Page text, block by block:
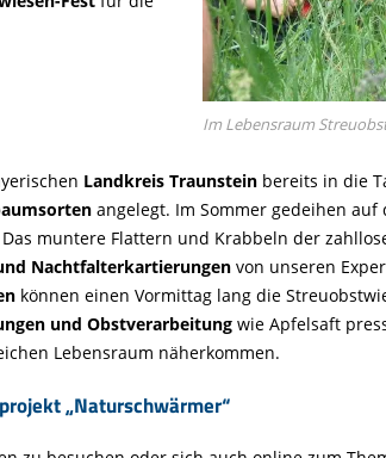
Im Lebensraum
Landkreis Traunstein bereits in die
angelegt. Im Sommer gedeihen
muntere Flattern und Krabbeln der
Nachtfalterkartierungen von unseren
können einen Vormittag lang die
und Obstverarbeitung wie Apfelsaft
Lebensraum näherkommen.
„Naturschwärmer“